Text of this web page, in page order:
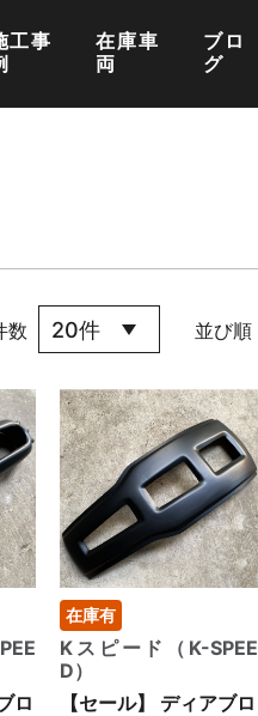
工事
在庫車
両
ブロ
グ
数 並び順
ロ
在庫有
Kスピード（K-SPEE
D）
【セール】 ディアブロ